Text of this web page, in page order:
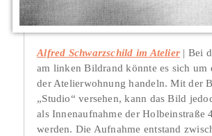
Alfred Schwarzschild im Atelier
Bei
am linken Bildrand könnte es sich um
der Atelierwohnung handeln. Mit der
„Studio“ versehen, kann das Bild
als Innenaufnahme der Holbeinstraße
werden. Die Aufnahme entstand